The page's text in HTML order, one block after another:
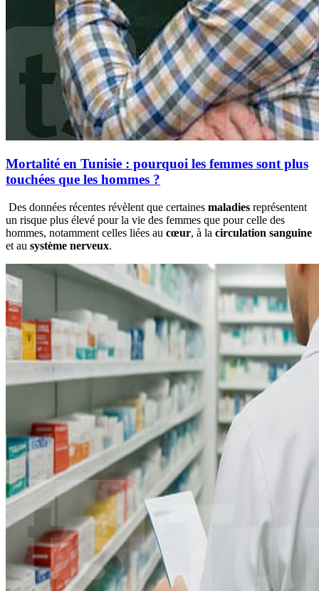
Mortalité en Tunisie : pourquoi les femmes sont plus
touchées que les hommes ?
Des données récentes révèlent que certaines maladies représentent
un risque plus élevé pour la vie des femmes que pour celle des
hommes, notamment celles liées au cœur, à la circulation sanguine
et au système nerveux.